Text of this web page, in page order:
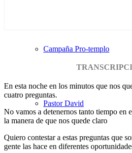
Campaña Pro-templo
Pastor David
En esta noche en los minutos que nos
cuatro preguntas.
No vamos a detenernos tanto tiempo en
la manera de que nos quede claro
Quiero contestar a estas preguntas que
gente las hace en diferentes